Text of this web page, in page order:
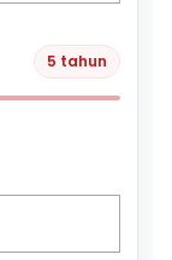
5 tahun